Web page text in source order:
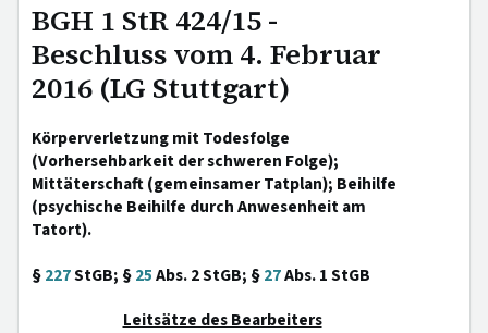
BGH 1 StR 424/15 -
Beschluss vom 4. Februar
2016 (LG Stuttgart)
Körperverletzung mit Todesfolge
(Vorhersehbarkeit der schweren Folge);
Mittäterschaft (gemeinsamer Tatplan); Beihilfe
(psychische Beihilfe durch Anwesenheit am
Tatort).
§227StGB; §25Abs. 2 StGB; §27Abs. 1 StGB
Leitsätze des Bearbeiters